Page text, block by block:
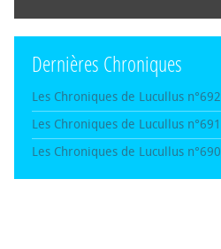
Dernières Chroniques
Les Chroniques de Lucullus n°692
Les Chroniques de Lucullus n°691
Les Chroniques de Lucullus n°690